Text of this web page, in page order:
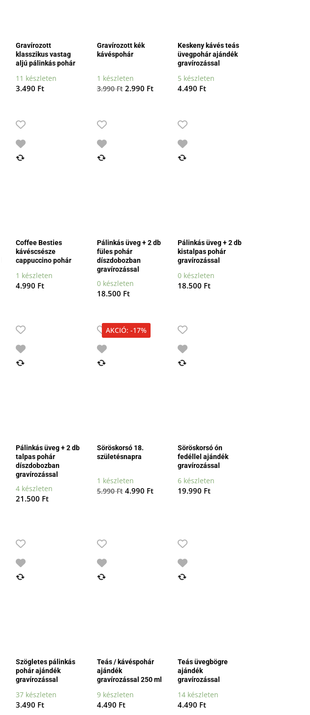
Gravírozott
klasszikus vastag
aljú pálinkás pohár
11 készleten
3.490 Ft
Gravírozott kék
kávéspohár
1 készleten
3.990Ft Original
2.990 FtCurrent
Keskeny kávés teás
üvegpohár ajándék
gravírozással
5 készleten
4.490 Ft
Coffee Besties
kávéscsésze
cappuccino pohár
1 készleten
4.990 Ft
Pálinkás üveg + 2 db
füles pohár
díszdobozban
gravírozással
0 készleten
18.500 Ft
Pálinkás üveg + 2 db
kistalpas pohár
gravírozással
0 készleten
18.500 Ft
Pálinkás üveg + 2 db
talpas pohár
díszdobozban
gravírozással
4 készleten
21.500 Ft
AKCIÓ: -17%
Söröskorsó 18.
születésnapra
1 készleten
5.990Ft Original
4.990 FtCurrent
Söröskorsó ón
fedéllel ajándék
gravírozással
6 készleten
19.990 Ft
Szögletes pálinkás
pohár ajándék
gravírozással
37 készleten
3.490 Ft
Teás / kávéspohár
ajándék
gravírozással 250 ml
9 készleten
4.490 Ft
Teás üvegbögre
ajándék
gravírozással
14 készleten
4.490 Ft